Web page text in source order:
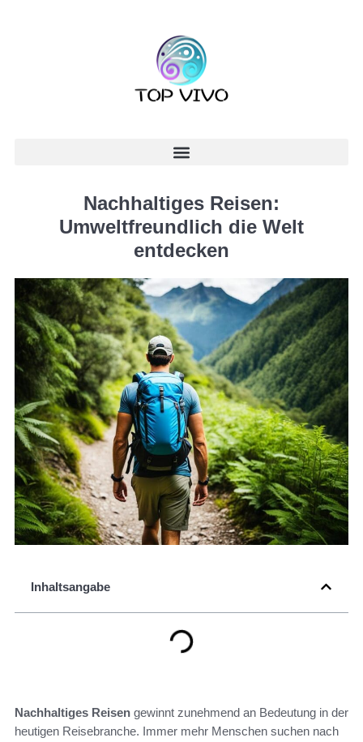
Nachhaltiges Reisen:
Umweltfreundlich die Welt
entdecken
Inhaltsangabe
Nachhaltiges Reisen gewinnt zunehmend an Bedeutung in der
heutigen Reisebranche. Immer mehr Menschen suchen nach